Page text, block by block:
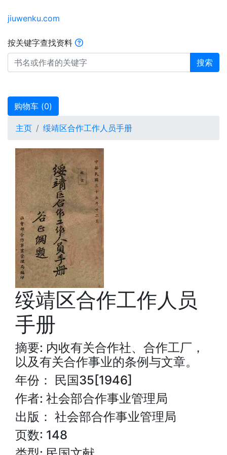
jiuwenku.com
按关键字查找资料
搜索
购物车 (0)
主页 绥靖区合作工作人员手册
绥靖区合作工作人员
手册
摘要: 内收有关合作社、合作工厂，
以及有关合作事业的条例与文章。
年份： 民国35[1946]
作者: 社会部合作事业管理局
出版： 社会部合作事业管理局
页数: 148